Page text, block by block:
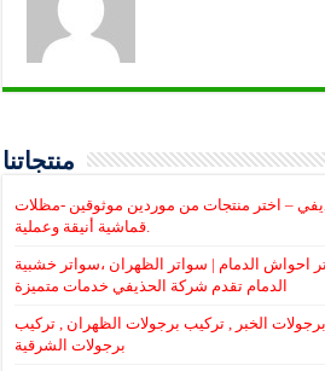
منتجاتنا
– اختر منتجات من موردين موثوقين -مظلات
احواش الدمام | سواتر الظهران ،سواتر خشبية
الدمام تقدم شركة الحذيفي خدمات متميزة
, تركيب برجولات الخبر , تركيب برجولات الظهران , تركيب
برجولات الشرقية